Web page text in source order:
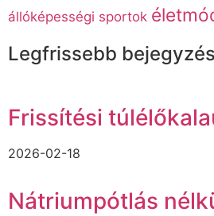
állóképességi sportok
Legfrissebb
Frissítési
2026-02-18
Nátriumpótlás